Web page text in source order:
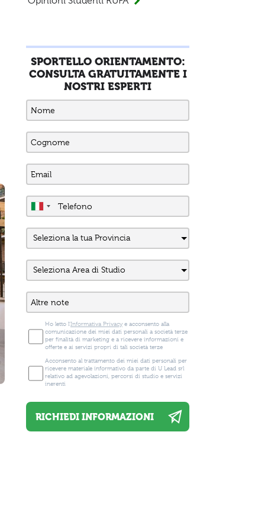
SPORTELLO ORIENTAMENTO:
CONSULTA GRATUITAMENTE I
NOSTRI ESPERTI
Ho letto l'Informativa Privacye acconsento alla
comunicazione dei miei dati personali a società terze
per finalità di marketing e a ricevere informazioni e
offerte e ai servizi propri di tali società terze
Acconsento al trattamento dei miei dati personali per
ricevere materiale informativo da parte di U Lead srl
relativo ad agevolazioni, percorsi di studio e servizi
inerenti